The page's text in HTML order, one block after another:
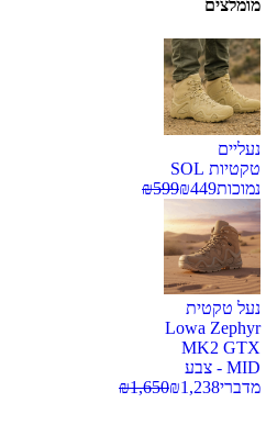
מומלצים
נעליים
טקטיות SOL
נמוכות
₪449
₪599
נעל טקטית
Lowa Zephyr
MK2 GTX
MID - צבע
מדברי
₪1,238
₪1,650